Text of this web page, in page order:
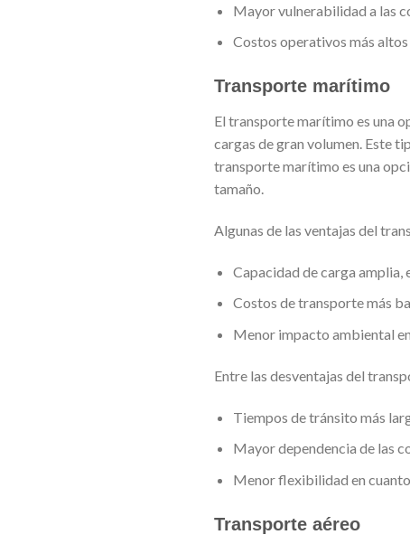
Mayor vulnerabilidad a las
Costos operativos más
Transporte marítimo
El transporte marítimo es una
cargas de gran volumen. Este
transporte marítimo es una
tamaño.
Algunas de las ventajas del
Capacidad de carga amplia,
Costos de transporte más
Menor impacto ambiental
Entre las desventajas del
Tiempos de tránsito más
Mayor dependencia de las
Menor flexibilidad en cuanto
Transporte aéreo